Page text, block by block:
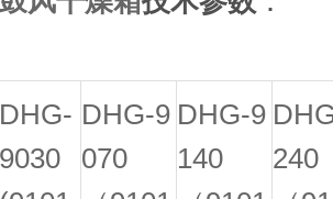
DHG-
9030
DHG-9
070
DHG-9
140
240